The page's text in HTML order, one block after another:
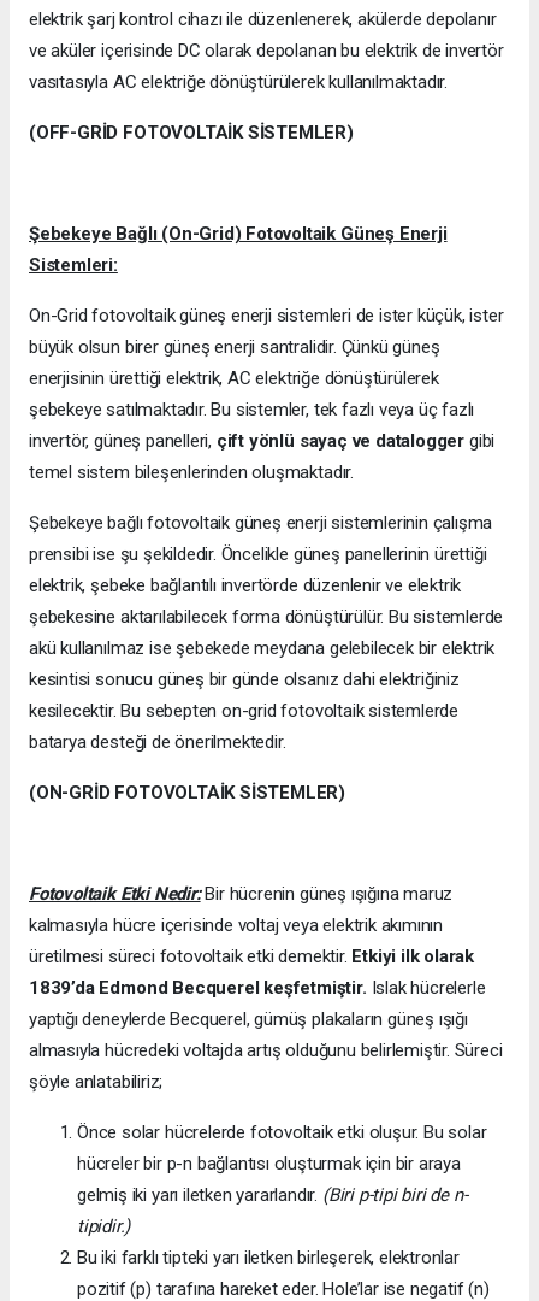
elektrik şarj kontrol cihazı ile düzenlenerek, akülerde depolanır
ve aküler içerisinde DC olarak depolanan bu elektrik de invertör
vasıtasıyla AC elektriğe dönüştürülerek kullanılmaktadır.
(OFF-GRİD FOTOVOLTAİK SİSTEMLER)
Şebekeye Bağlı (On-Grid) Fotovoltaik Güneş Enerji
Sistemleri:
On-Grid fotovoltaik güneş enerji sistemleri de ister küçük, ister
büyük olsun birer güneş enerji santralidir. Çünkü güneş
enerjisinin ürettiği elektrik, AC elektriğe dönüştürülerek
şebekeye satılmaktadır. Bu sistemler, tek fazlı veya üç fazlı
invertör, güneş panelleri, çift yönlü sayaç ve datalogger gibi
temel sistem bileşenlerinden oluşmaktadır.
Şebekeye bağlı fotovoltaik güneş enerji sistemlerinin çalışma
prensibi ise şu şekildedir. Öncelikle güneş panellerinin ürettiği
elektrik, şebeke bağlantılı invertörde düzenlenir ve elektrik
şebekesine aktarılabilecek forma dönüştürülür. Bu sistemlerde
akü kullanılmaz ise şebekede meydana gelebilecek bir elektrik
kesintisi sonucu güneş bir günde olsanız dahi elektriğiniz
kesilecektir. Bu sebepten on-grid fotovoltaik sistemlerde
batarya desteği de önerilmektedir.
(ON-GRİD FOTOVOLTAİK SİSTEMLER)
Fotovoltaik Etki Nedir:Bir hücrenin güneş ışığına maruz
kalmasıyla hücre içerisinde voltaj veya elektrik akımının
üretilmesi süreci fotovoltaik etki demektir. Etkiyi ilk olarak
1839’da Edmond Becquerel keşfetmiştir. Islak hücrelerle
yaptığı deneylerde Becquerel, gümüş plakaların güneş ışığı
almasıyla hücredeki voltajda artış olduğunu belirlemiştir. Süreci
şöyle anlatabiliriz;
Önce solar hücrelerde fotovoltaik etki oluşur. Bu solar
hücreler bir p-n bağlantısı oluşturmak için bir araya
gelmiş iki yarı iletken yararlandır. (Biri p-tipi biri de n-
tipidir.)
Bu iki farklı tipteki yarı iletken birleşerek, elektronlar
pozitif (p) tarafına hareket eder. Hole’lar ise negatif (n)